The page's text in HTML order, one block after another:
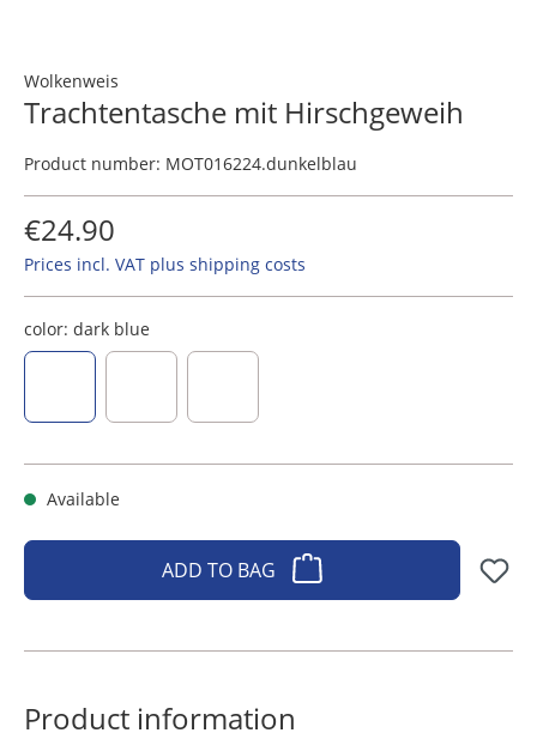
Wolkenweis
Trachtentasche mit Hirschgeweih
Product number: MOT016224.dunkelblau
€24.90
Prices incl. VAT plus shipping costs
color: dark blue
Available
ADD TO BAG
Product information